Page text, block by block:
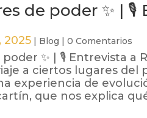
de poder ✨ |
2025 | Blog |0 Comentarios
poder ✨ | 🎙️ Entrevista a
a ciertos lugares del
experiencia de
que nos explica